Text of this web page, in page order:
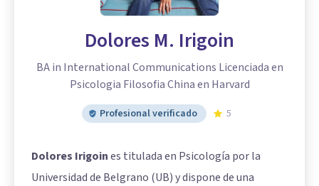
Dolores M. Irigoin
BA in International Communications Licenciada en
Psicologia Filosofia China en Harvard
Profesional verificado 5
Dolores Irigoines titulada en Psicología por la
Universidad de Belgrano (UB) y dispone de una